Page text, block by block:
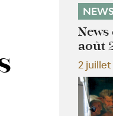
NEWS
août
2 juillet